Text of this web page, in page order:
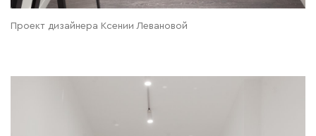
Проект дизайнера Ксении Левановой